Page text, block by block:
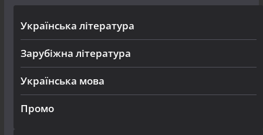
Українська література
Зарубіжна література
Українська мова
Промо